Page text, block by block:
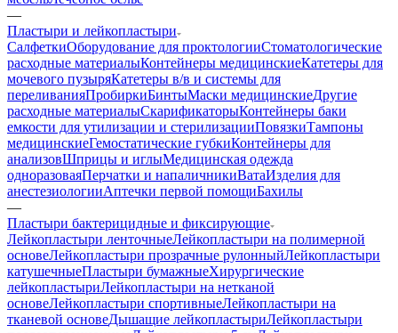
—
Пластыри и лейкопластыри
СалфеткиОборудование для проктологииСтоматологические
расходные материалыКонтейнеры медицинскиеКатетеры для
мочевого пузыряКатетеры в/в и системы для
переливанияПробиркиБинтыМаски медицинскиеДругие
расходные материалыСкарификаторыКонтейнеры баки
емкости для утилизации и стерилизацииПовязкиТампоны
медицинскиеГемостатические губкиКонтейнеры для
анализовШприцы и иглыМедицинская одежда
одноразоваяПерчатки и напаличникиВатаИзделия для
анестезиологииАптечки первой помощиБахилы
—
Пластыри бактерицидные и фиксирующие
Лейкопластыри ленточныеЛейкопластыри на полимерной
основеЛейкопластыри прозрачные рулонныйЛейкопластыри
катушечныеПластыри бумажныеХирургические
лейкопластыриЛейкопластыри на нетканой
основеЛейкопластыри спортивныеЛейкопластыри на
тканевой основеДышащие лейкопластыриЛейкопластыри